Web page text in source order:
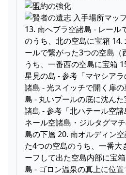
13. 南へブラ空諸島 - レール
のうち、北の空島に宝箱 14.
ールで繋がった3つの空島（
うち、一番西の空島に宝箱
星見の島 - 参考「マヤシア
諸島 - 光スイッチで開く扉
島 - 丸いプールの底に沈ん
諸島 - 参考「北ハテール空
ネール空諸島・ジルタグマ
島の下層 20. 南オルディン
た4つの空島のうち、一番大
ーフして出た空島内部に宝
島 - ゴロン温泉の真上に位